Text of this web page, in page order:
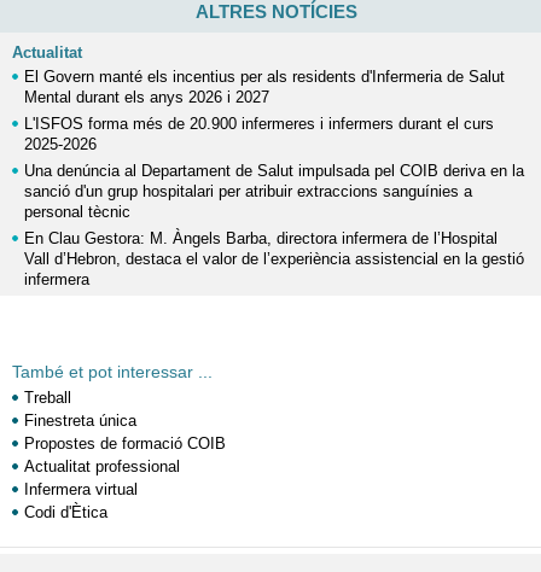
ALTRES NOTÍCIES
Actualitat
El Govern manté els incentius per als residents d'Infermeria de Salut
Mental durant els anys 2026 i 2027
L'ISFOS forma més de 20.900 infermeres i infermers durant el curs
2025-2026
Una denúncia al Departament de Salut impulsada pel COIB deriva en la
sanció d'un grup hospitalari per atribuir extraccions sanguínies a
personal tècnic
En Clau Gestora: M. Àngels Barba, directora infermera de l’Hospital
Vall d’Hebron, destaca el valor de l’experiència assistencial en la gestió
infermera
També et pot interessar ...
Treball
Finestreta única
Propostes de formació COIB
Actualitat professional
Infermera virtual
Codi d'Ètica